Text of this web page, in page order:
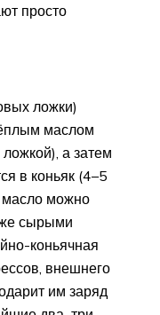
просто
ложки)
маслом
а затем
в коньяк (4–5
масло можно
сырыми
коньячная
внешнего
им заряд